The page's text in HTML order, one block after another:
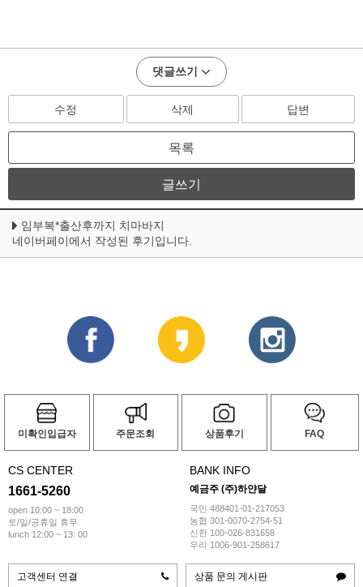
댓글쓰기
수정 삭제 답변
목록
글쓰기
임부복*출산후까지 치마바지
네이버페이에서 작성된 후기입니다.
미확인입급자 주문조회 상품후기 FAQ
CS CENTER
1661-5260
open 10:00 ~ 18:00
토/일/공휴일 휴무
lunch 12:00 ~ 13: 00
BANK INFO
예금주 (주)하얀달
국민 488401-01-217053
농협 301-0070-2754-51
신한 100-026-831658
우리 1006-901-258617
고객센터 연결 상품 문의 게시판